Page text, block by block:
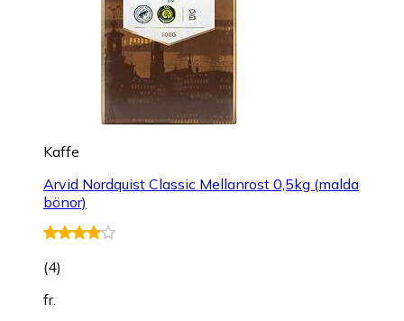
Kaffe
Arvid Nordquist Classic Mellanrost 0,5kg (malda
bönor)
(4)
fr.